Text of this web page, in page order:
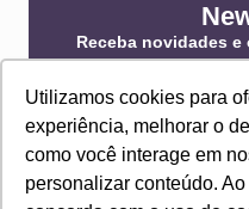
Utilizamos cookies para
experiência, melhorar o
como você interage em
personalizar conteúdo.
Receba novidades
Eu concordo com os